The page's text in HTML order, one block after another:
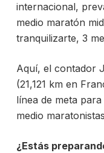
internacional,
medio maratón
tranquilizarte, 3
Aquí, el contador
(21,121 km en
línea de meta
medio
¿Estás